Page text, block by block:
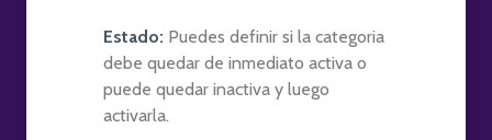
Estado: Puedes definir si la categoria
debe quedar de inmediato activa o
puede quedar inactiva y luego
activarla.